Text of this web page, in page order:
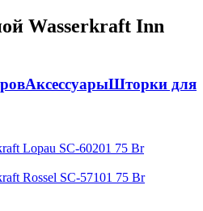
Wasserkraft Inn
АксессуарыШторки для
Lopau SC-60201 75 Br
Rossel SC-57101 75 Br